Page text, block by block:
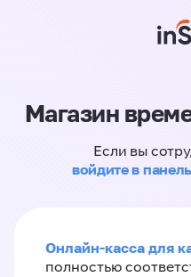
Магазин
Если вы
войдите в
Онлайн-касса для
полностью